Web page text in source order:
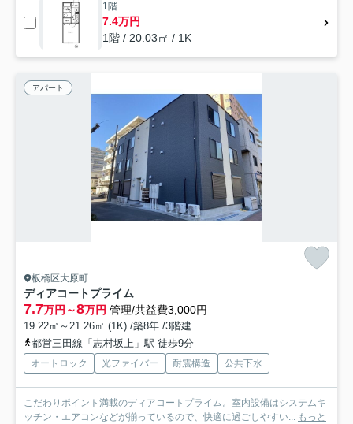
1階
7.4万円
1階 / 20.03㎡ / 1K
アパート
板橋区大原町
ディアコートプライム
7.7万円～8万円 管理/共益費3,000円
19.22㎡～21.26㎡ (1K) /築8年 /3階建
都営三田線「志村坂上」駅 徒歩9分
オートロック 光ファイバー 耐震構造 公共下水
こだわりポイント満載のディアコートプライム。室内設備はシステムキ
ッチン・エアコンなどが揃っているので、快適に過ごしやすい... もっと